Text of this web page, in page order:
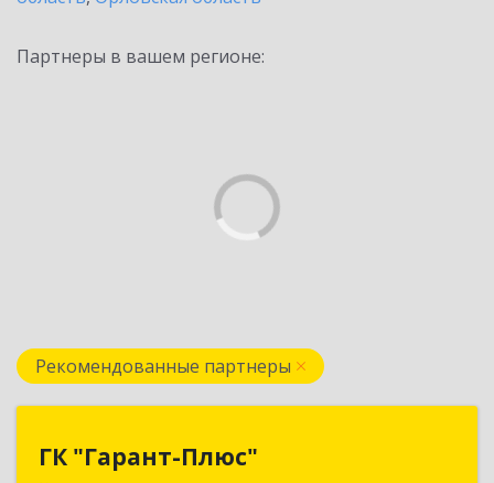
Партнеры в вашем регионе:
Рекомендованные партнеры
ГК "Гарант-Плюс"